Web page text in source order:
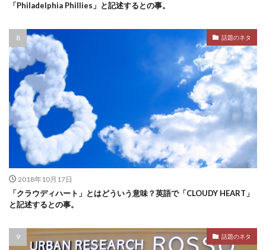
「Philadelphia Phillies」と記述するとの事。
話題のネタ
2018年10月17日
「クラウディハート」とはどういう意味？英語で「CLOUDY HEART」
と記述するとの事。
話題のネタ